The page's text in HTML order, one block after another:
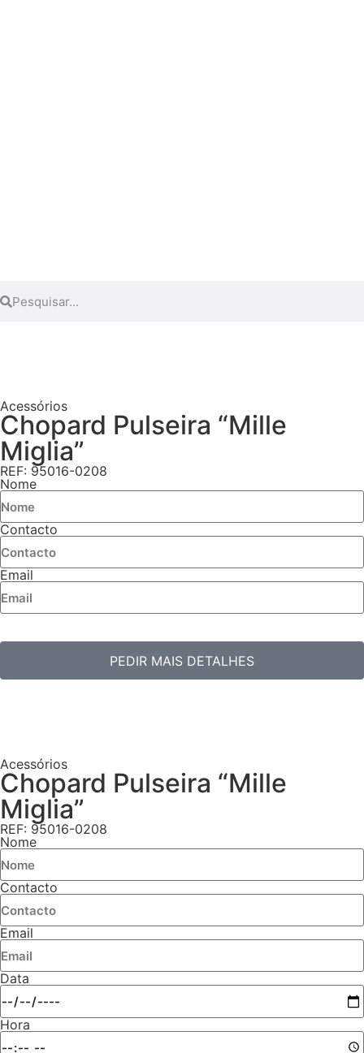
Acessórios
Chopard Pulseira “Mille
Miglia”
REF: 95016-0208
Nome
Contacto
Email
PEDIR MAIS DETALHES
Acessórios
Chopard Pulseira “Mille
Miglia”
REF: 95016-0208
Nome
Contacto
Email
Data
Hora